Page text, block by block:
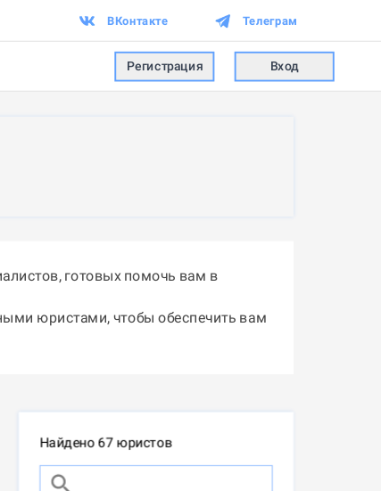
ВКонтакте Телеграм
Регистрация Вход
готовых помочь вам в
юристами, чтобы обеспечить вам
Найдено 67 юристов